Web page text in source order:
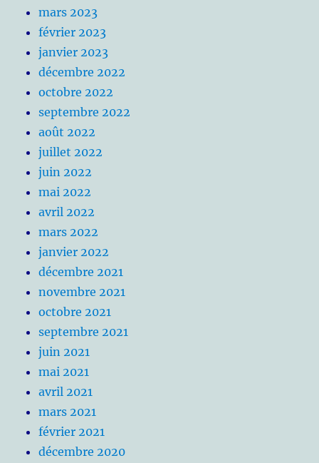
mars 2023
février 2023
janvier 2023
décembre 2022
octobre 2022
septembre 2022
août 2022
juillet 2022
juin 2022
mai 2022
avril 2022
mars 2022
janvier 2022
décembre 2021
novembre 2021
octobre 2021
septembre 2021
juin 2021
mai 2021
avril 2021
mars 2021
février 2021
décembre 2020